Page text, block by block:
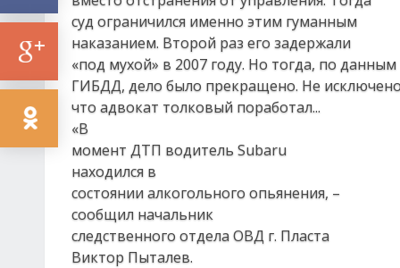
суд ограничился именно этим гуманным
наказанием. Второй раз его задержали
«под мухой» в 2007 году. Но тогда, по данным
ГИБДД, дело было прекращено. Не
что адвокат толковый поработал...
«В
момент ДТП водитель Subaru
находился в
состоянии алкогольного опьянения, –
сообщил начальник
следственного отдела ОВД г. Пласта
Виктор Пыталев.